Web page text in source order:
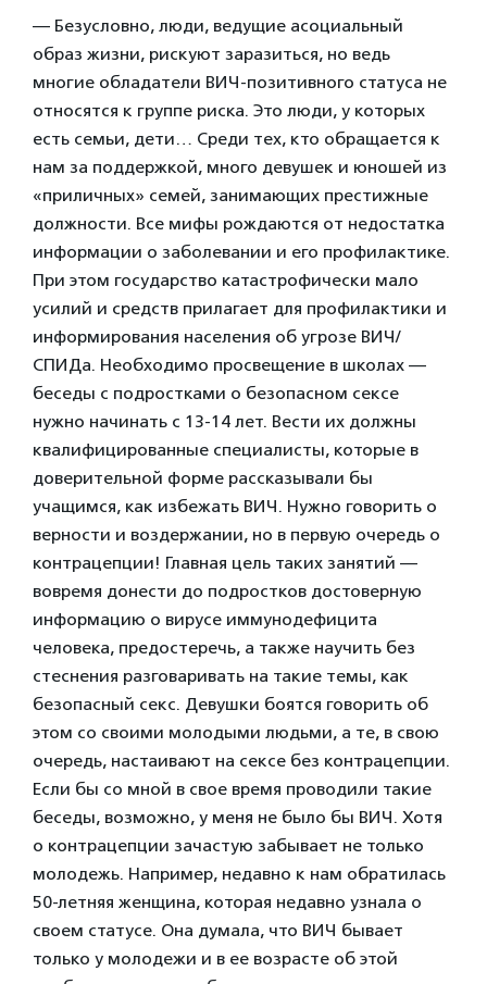
— Безусловно, люди, ведущие асоциальный
образ жизни, рискуют заразиться, но ведь
многие обладатели ВИЧ-позитивного статуса не
относятся к группе риска. Это люди, у которых
есть семьи, дети… Среди тех, кто обращается к
нам за поддержкой, много девушек и юношей из
«приличных» семей, занимающих престижные
должности. Все мифы рождаются от недостатка
информации о заболевании и его профилактике.
При этом государство катастрофически мало
усилий и средств прилагает для профилактики и
информирования населения об угрозе ВИЧ/
СПИДа. Необходимо просвещение в школах —
беседы с подростками о безопасном сексе
нужно начинать с 13-14 лет. Вести их должны
квалифицированные специалисты, которые в
доверительной форме рассказывали бы
учащимся, как избежать ВИЧ. Нужно говорить о
верности и воздержании, но в первую очередь о
контрацепции! Главная цель таких занятий —
вовремя донести до подростков достоверную
информацию о вирусе иммунодефицита
человека, предостеречь, а также научить без
стеснения разговаривать на такие темы, как
безопасный секс. Девушки боятся говорить об
этом со своими молодыми людьми, а те, в свою
очередь, настаивают на сексе без контрацепции.
Если бы со мной в свое время проводили такие
беседы, возможно, у меня не было бы ВИЧ. Хотя
о контрацепции зачастую забывает не только
молодежь. Например, недавно к нам обратилась
50-летняя женщина, которая недавно узнала о
своем статусе. Она думала, что ВИЧ бывает
только у молодежи и в ее возрасте об этой